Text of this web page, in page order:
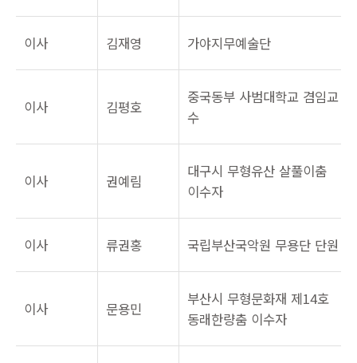
이사 김재영 가야지무예술단
이사 김평호
중국동부 사범대학교 겸임교
수
이사 권예림
대구시 무형유산 살풀이춤
이수자
이사 류권홍 국립부산국악원 무용단 단원
이사 문용민
부산시 무형문화재 제14호
동래한량춤 이수자